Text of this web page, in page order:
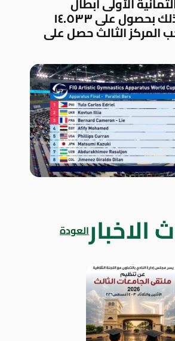
الأولمبياد وذلك بحصول على ١٤.٥٣٣
المركز الثالث حصل على
الاخبارالعودة